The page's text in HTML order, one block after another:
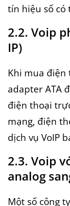
tín hiệu số
2.2. Voip
IP)
Khi mua điện
adapter ATA
điện thoại
mạng, điện
dịch vụ VoIP
2.3. Voip
analog
Một số công